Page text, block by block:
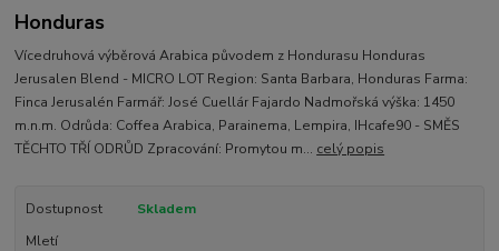
Honduras
Vícedruhová výběrová Arabica původem z Hondurasu Honduras
Jerusalen Blend - MICRO LOT Region: Santa Barbara, Honduras Farma:
Finca Jerusalén Farmář: José Cuellár Fajardo Nadmořská výška: 1450
m.n.m. Odrůda: Coffea Arabica, Parainema, Lempira, IHcafe90 - SMĚS
TĚCHTO TŘÍ ODRŮD Zpracování: Promytou m... celý popis
Dostupnost
Skladem
Mletí